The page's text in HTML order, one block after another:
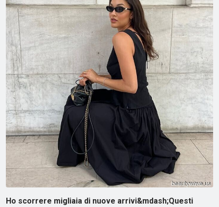
Ho scorrere migliaia di nuove arrivi&mdash;Questi